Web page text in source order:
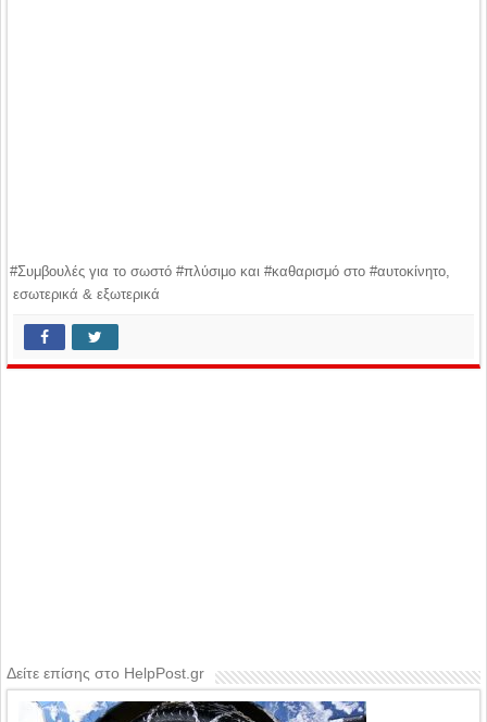
#Συμβουλές για το σωστό #πλύσιμο και #καθαρισμό στο #αυτοκίνητο,
εσωτερικά & εξωτερικά
Δείτε επίσης στο HelpPost.gr